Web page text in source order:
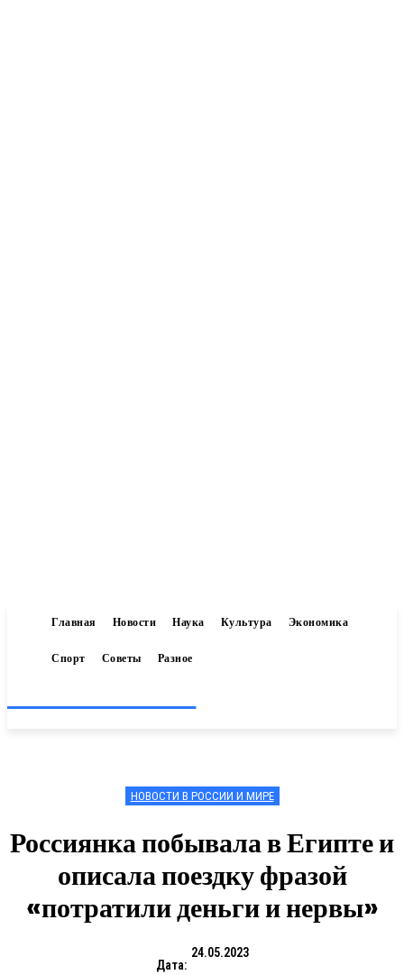
Главная Новости Наука Культура Экономика
Спорт Советы Разное
НОВОСТИ В РОССИИ И МИРЕ
Россиянка побывала в Египте и
описала поездку фразой
«потратили деньги и нервы»
Дата:
24.05.2023